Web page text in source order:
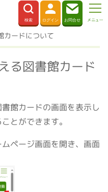
カードについて
る図書館カード
館カードの画面を表示し
とができます。
ページ画面を開き、画面